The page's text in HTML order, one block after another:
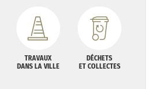
TRAVAUX
DANS LA VILLE
DÉCHETS
ET COLLECTES